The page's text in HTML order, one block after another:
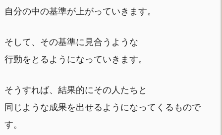
自分の中の基準が上がっていきます。
そして、その基準に見合うような
行動をとるようになっていきます。
そうすれば、結果的にその人たちと
同じような成果を出せるようになってくるもので
す。